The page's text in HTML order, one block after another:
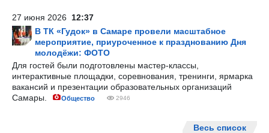
27 июня 2026 12:37
В ТК «Гудок» в Самаре провели масштабное
мероприятие, приуроченное к празднованию Дня
молодёжи: ФОТО
Для гостей были подготовлены мастер-классы,
интерактивные площадки, соревнования, тренинги, ярмарка
вакансий и презентации образовательных организаций
Самары.
Общество 2946
Весь список